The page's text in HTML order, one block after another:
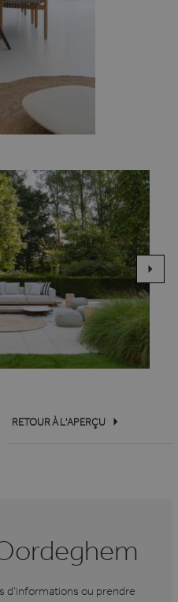
RETOUR À L'APERÇU
d'informations ou prendre